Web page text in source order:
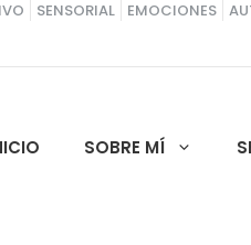
SENSORIAL EMOCIONES
SOBRE MÍ